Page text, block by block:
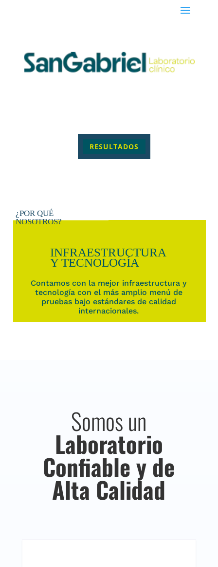
RESULTADOS
INFRAESTRUCTURA
Y TECNOLOGÍA
Contamos con la mejor infraestructura y
tecnología con el más amplio menú de
pruebas bajo estándares de calidad
internacionales.
¿POR QUÉ
NOSOTROS?
Somos un
Laboratorio
Confiable y de
Alta Calidad